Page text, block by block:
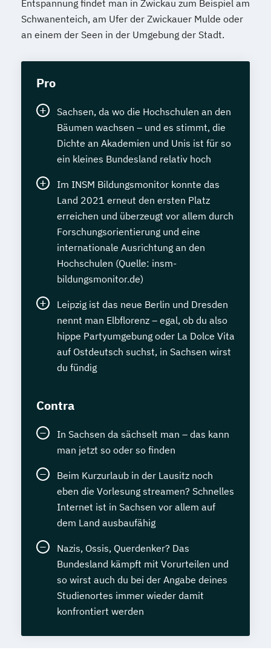
Entspannung findet man in Zwickau zum Beispiel am
Schwanenteich, am Ufer der Zwickauer Mulde oder
an einem der Seen in der Umgebung der Stadt.
Pro
Sachsen, da wo die Hochschulen an den
Bäumen wachsen – und es stimmt, die
Dichte an Akademien und Unis ist für so
ein kleines Bundesland relativ hoch
Im INSM Bildungsmonitor konnte das
Land 2021 erneut den ersten Platz
erreichen und überzeugt vor allem durch
Forschungsorientierung und eine
internationale Ausrichtung an den
Hochschulen (Quelle: insm-
bildungsmonitor.de)
Leipzig ist das neue Berlin und Dresden
nennt man Elbflorenz – egal, ob du also
hippe Partyumgebung oder La Dolce Vita
auf Ostdeutsch suchst, in Sachsen wirst
du fündig
Contra
In Sachsen da sächselt man – das kann
man jetzt so oder so finden
Beim Kurzurlaub in der Lausitz noch
eben die Vorlesung streamen? Schnelles
Internet ist in Sachsen vor allem auf
dem Land ausbaufähig
Nazis, Ossis, Querdenker? Das
Bundesland kämpft mit Vorurteilen und
so wirst auch du bei der Angabe deines
Studienortes immer wieder damit
konfrontiert werden